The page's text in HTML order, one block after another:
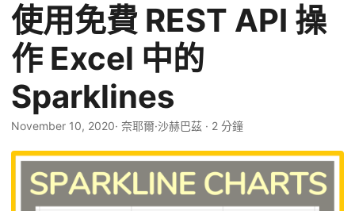
使用免費 REST API 操
作 Excel 中的
Sparklines
November 10, 2020· 奈耶爾·沙赫巴茲 · 2 分鐘